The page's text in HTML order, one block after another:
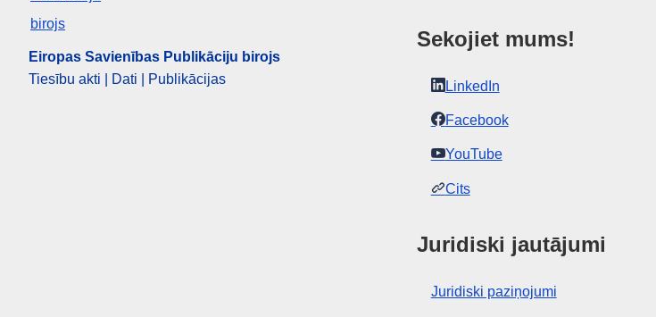
Eiropas Savienības Publikāciju birojs
Tiesību akti | Dati | Publikācijas
Sekojiet mums!
LinkedIn
Facebook
YouTube
Cits
Juridiski jautājumi
Juridiski paziņojumi